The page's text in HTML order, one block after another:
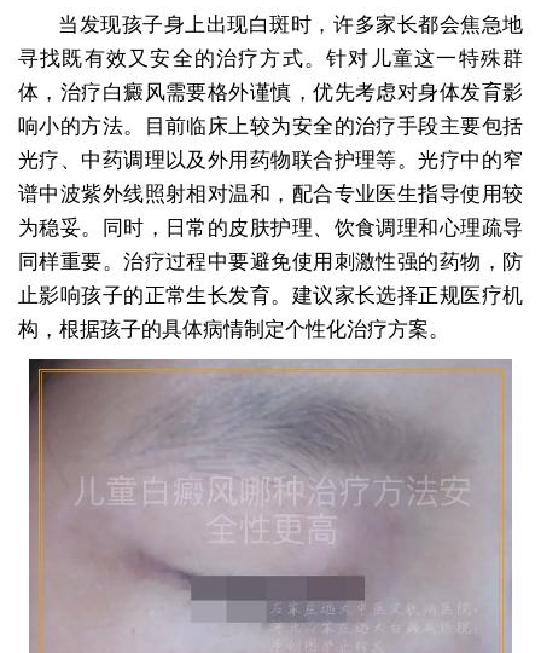
当发现孩子身上出现白斑时，许多家长都会焦急地
寻找既有效又安全的治疗方式。针对儿童这一特殊群
体，治疗白癜风需要格外谨慎，优先考虑对身体发育影
响小的方法。目前临床上较为安全的治疗手段主要包括
光疗、中药调理以及外用药物联合护理等。光疗中的窄
谱中波紫外线照射相对温和，配合专业医生指导使用较
为稳妥。同时，日常的皮肤护理、饮食调理和心理疏导
同样重要。治疗过程中要避免使用刺激性强的药物，防
止影响孩子的正常生长发育。建议家长选择正规医疗机
构，根据孩子的具体病情制定个性化治疗方案。